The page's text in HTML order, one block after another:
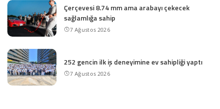
Çerçevesi 8.74 mm ama arabayı çekecek
sağlamlığa sahip
7 Ağustos 2026
252 gencin ilk iş deneyimine ev sahipliği yaptı
7 Ağustos 2026